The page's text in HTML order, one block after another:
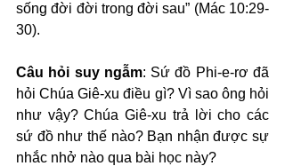
sống đời đời trong đời sau” (Mác 10:29-
30).
Câu hỏi suy ngẫm: Sứ đồ Phi-e-rơ đã
hỏi Chúa Giê-xu điều gì? Vì sao ông hỏi
như vậy? Chúa Giê-xu trả lời cho các
sứ đồ như thế nào? Bạn nhận được sự
nhắc nhở nào qua bài học này?